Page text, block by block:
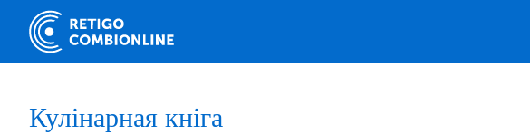
Кулінарная кніга